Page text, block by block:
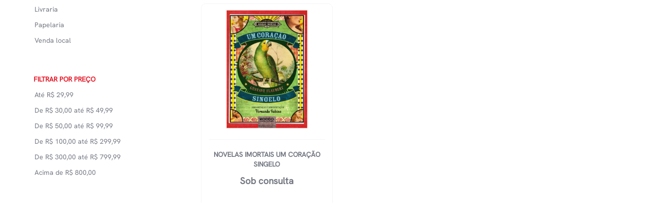
Livraria
Papelaria
Venda local
FILTRAR POR PREÇO
Até R$ 29,99
De R$ 30,00 até R$ 49,99
De R$ 50,00 até R$ 99,99
De R$ 100,00 até R$ 299,99
De R$ 300,00 até R$ 799,99
Acima de R$ 800,00
NOVELAS IMORTAIS UM CORAÇÃO
SINGELO
Sob consulta